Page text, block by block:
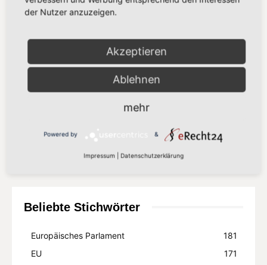
Übergangslösung“
8. Juli 2026
Mehr laden
Beliebte Stichwörter
Europäisches Parlament
181
EU
171
der Nutzer anzuzeigen.
Akzeptieren
Ablehnen
mehr
Powered by &
Impressum Datenschutzerklärung